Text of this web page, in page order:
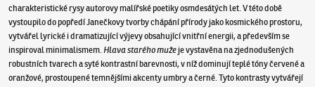
charakteristické rysy autorovy malířské poetiky osmdesátých let. V této době
vystoupilo do popředí Janečkovy tvorby chápání přírody jako kosmického prostoru,
vytvářel lyrické i dramatizující výjevy obsahující vnitřní energii, a především se
inspiroval minimalismem. Hlava starého mužeje vystavěna na zjednodušených
robustních tvarech a syté kontrastní barevnosti, v níž dominují teplé tóny červené a
oranžové, prostoupené temnějšími akcenty umbry a černé. Tyto kontrasty vytvářejí